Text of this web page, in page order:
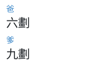
爸
六劃
爹
九劃